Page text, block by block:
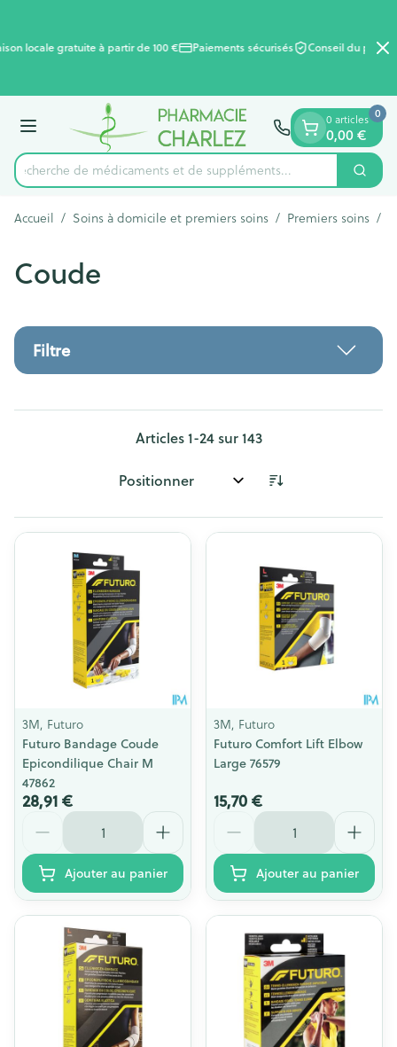
locale gratuite à partir de 100 € Paiements sécurisés Conseil du
Menu
Rechercher
Recherche de médicaments et de suppléments...
0 articles
0,00 €
0
Accueil / Soins à domicile et premiers soins / Premiers soins /
Coude
Filtre
Articles1-24sur143
Trier par:
3M, Futuro
Futuro Bandage Coude
Epicondilique Chair M
47862
28,91 €
Quantité
Ajouter au panier
3M, Futuro
Futuro Comfort Lift Elbow
Large 76579
15,70 €
Quantité
Ajouter au panier